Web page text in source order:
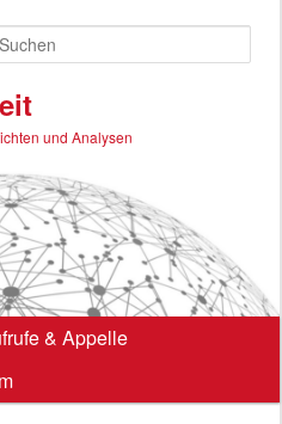
und Analysen
& Appelle